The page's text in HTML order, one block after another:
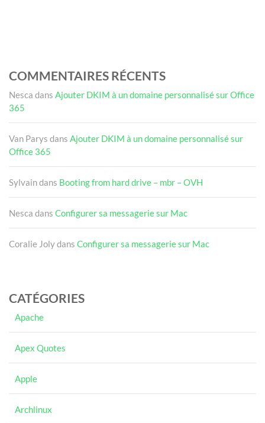
COMMENTAIRES RÉCENTS
Nesca dans Ajouter DKIM à un domaine personnalisé sur Office
365
Van Parys dans Ajouter DKIM à un domaine personnalisé sur
Office 365
Sylvaindans Booting from hard drive – mbr – OVH
Nesca dans Configurer sa messagerie sur Mac
Coralie Jolydans Configurer sa messagerie sur Mac
CATÉGORIES
Apache
Apex Quotes
Apple
Archlinux